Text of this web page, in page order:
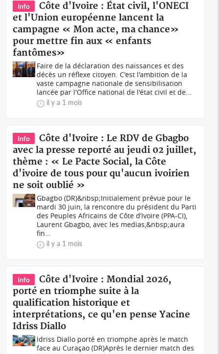
Info
Côte d'Ivoire : État civil, l'ONECI
et l'Union européenne lancent la
campagne « Mon acte, ma chance»
pour mettre fin aux « enfants
fantômes»
Faire de la déclaration des naissances et des
décès un réflexe citoyen. C'est l'ambition de la
vaste campagne nationale de sensibilisation
lancée par l'Office national de l'état civil et de...
il y a 1 mois
Info
Côte d'Ivoire : Le RDV de Gbagbo
avec la presse reporté au jeudi 02 juillet,
thème : « Le Pacte Social, la Côte
d'ivoire de tous pour qu'aucun ivoirien
ne soit oublié »
Gbagbo (DR)&nbsp;Initialement prévue pour le
mardi 30 juin, la rencontre du président du Parti
des Peuples Africains de Côte d’Ivoire (PPA-CI),
Laurent Gbagbo, avec les medias,&nbsp;aura
fin...
il y a 1 mois
Info
Côte d'Ivoire : Mondial 2026,
porté en triomphe suite à la
qualification historique et
interprétations, ce qu'en pense Yacine
Idriss Diallo
Idriss Diallo porté en triomphe après le match
face au Curaçao (DR)Après le dernier match des